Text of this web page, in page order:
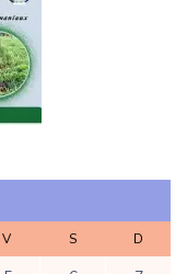
V S D